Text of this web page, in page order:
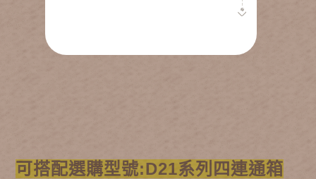
可搭配選購型號:D21系列四連通箱